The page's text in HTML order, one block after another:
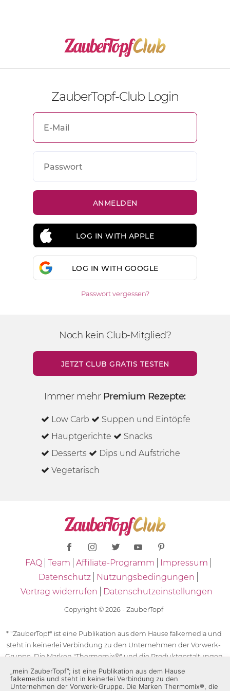
ZauberTopf-Club Login
LOG IN WITH APPLE
LOG IN WITH GOOGLE
Passwort vergessen?
Noch kein Club-Mitglied?
JETZT CLUB GRATIS TESTEN
Immer mehr Premium Rezepte:
Low Carb
Suppen und Eintöpfe
Hauptgerichte
Snacks
Desserts
Dips und Aufstriche
Vegetarisch
FAQ Team Affiliate-Programm
Impressum
Datenschutz
Nutzungsbedingungen
Vertrag widerrufen
Datenschutzeinstellungen
Copyright © 2026 - ZauberTopf
* "ZauberTopf" ist eine Publikation aus dem Hause falkemedia und
steht in keinerlei Verbindung zu den Unternehmen der Vorwerk-
Gruppe. Die Marken "Thermomix®" und die Produktgestaltungen
des "Thermomix®" sind eingetragene Marken der Unternehmen
der Vorwerk-Gruppe. Die Marken Thermomix®, die Zeichen TM5®,
„mein ZauberTopf”; ist eine Publikation aus dem Hause
falkemedia und steht in keinerlei Verbindung zu den
Unternehmen der Vorwerk-Gruppe. Die Marken Thermomix®, die